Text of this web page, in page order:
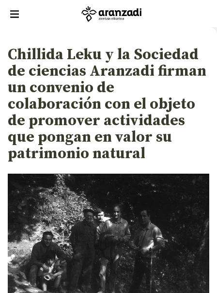
Chillida Leku y la Sociedad
de ciencias Aranzadi firman
un convenio de
colaboración con el objeto
de promover actividades
que pongan en valor su
patrimonio natural